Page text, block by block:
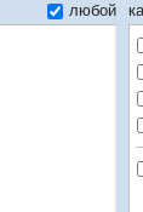
любой